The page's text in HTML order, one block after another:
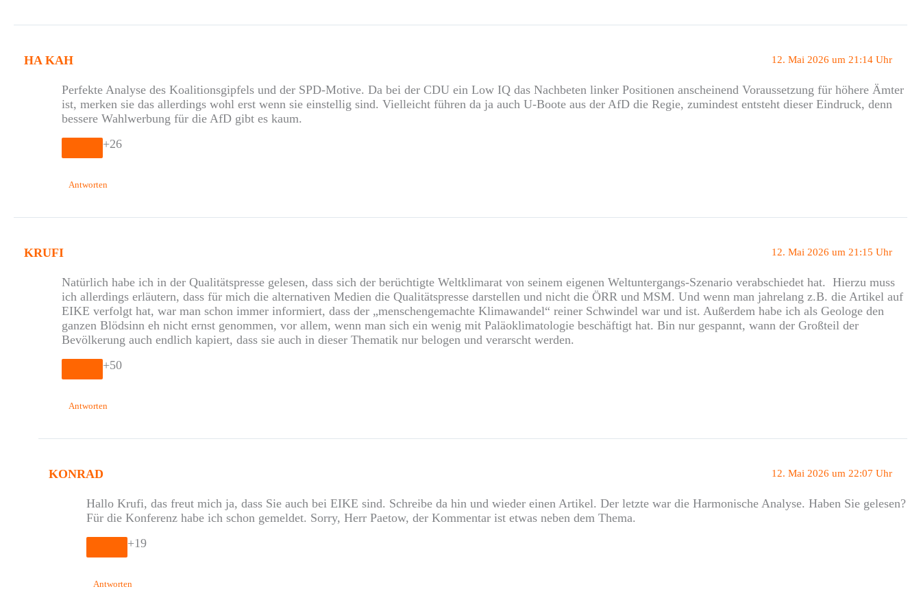
HA KAH 12. Mai 2026 um 21:14 Uhr
Perfekte Analyse des Koalitionsgipfels und der SPD-Motive. Da bei der CDU ein Low IQ das Nachbeten linker Positionen anscheinend Voraussetzung für höhere Ämter
ist, merken sie das allerdings wohl erst wenn sie einstellig sind. Vielleicht führen da ja auch U-Boote aus der AfD die Regie, zumindest entsteht dieser Eindruck, denn
bessere Wahlwerbung für die AfD gibt es kaum.
+26
Antworten
KRUFI 12. Mai 2026 um 21:15 Uhr
Natürlich habe ich in der Qualitätspresse gelesen, dass sich der berüchtigte Weltklimarat von seinem eigenen Weltuntergangs-Szenario verabschiedet hat. Hierzu muss
ich allerdings erläutern, dass für mich die alternativen Medien die Qualitätspresse darstellen und nicht die ÖRR und MSM. Und wenn man jahrelang z.B. die Artikel auf
EIKE verfolgt hat, war man schon immer informiert, dass der „menschengemachte Klimawandel“ reiner Schwindel war und ist. Außerdem habe ich als Geologe den
ganzen Blödsinn eh nicht ernst genommen, vor allem, wenn man sich ein wenig mit Paläoklimatologie beschäftigt hat. Bin nur gespannt, wann der Großteil der
Bevölkerung auch endlich kapiert, dass sie auch in dieser Thematik nur belogen und verarscht werden.
+50
Antworten
KONRAD 12. Mai 2026 um 22:07 Uhr
Hallo Krufi, das freut mich ja, dass Sie auch bei EIKE sind. Schreibe da hin und wieder einen Artikel. Der letzte war die Harmonische Analyse. Haben Sie gelesen?
Für die Konferenz habe ich schon gemeldet. Sorry, Herr Paetow, der Kommentar ist etwas neben dem Thema.
+19
Antworten